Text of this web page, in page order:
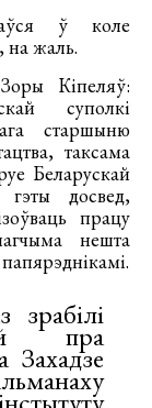
ў коле
на жаль.
Кіпеляў:
суполкі
старшыню
таксама
Беларускай
гэты досвед,
працу
нешта
пра
Захадзе